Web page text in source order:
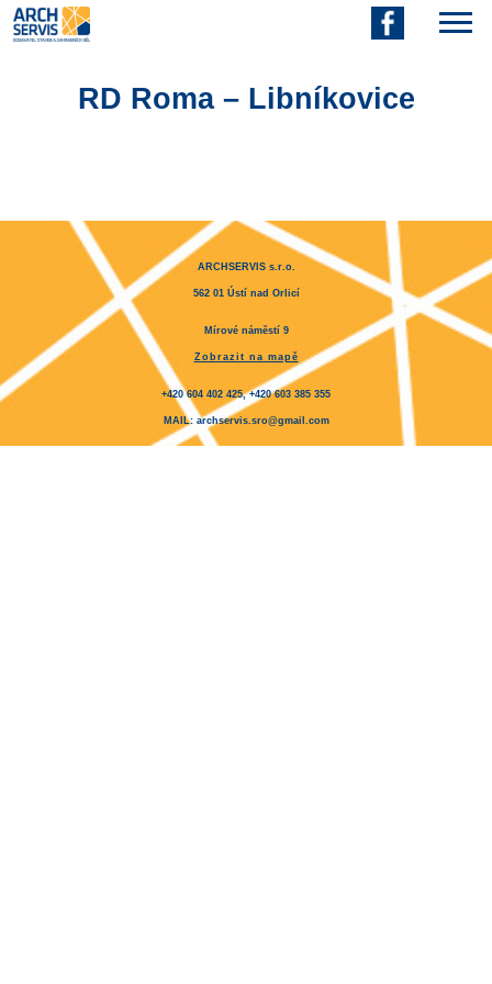
RD Roma – Libníkovice
ARCHSERVIS s.r.o.
562 01 Ústí nad Orlicí
Mírové náměstí 9
Zobrazit na mapě
+420 604 402 425, +420 603 385 355
MAIL: archservis.sro@gmail.com